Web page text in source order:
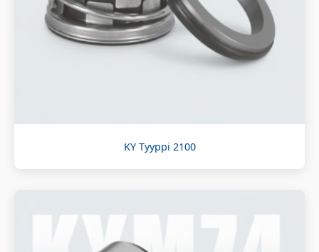
KY Tyyppi 2100